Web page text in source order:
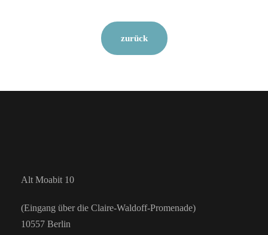
zurück
Alt Moabit 10
(Eingang über die Claire-Waldoff-Promenade)
10557 Berlin